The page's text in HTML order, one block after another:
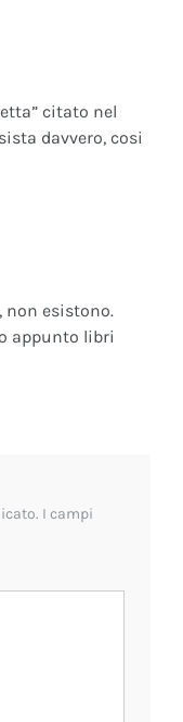
citato nel
davvero, cosi
non esistono.
appunto libri
I campi